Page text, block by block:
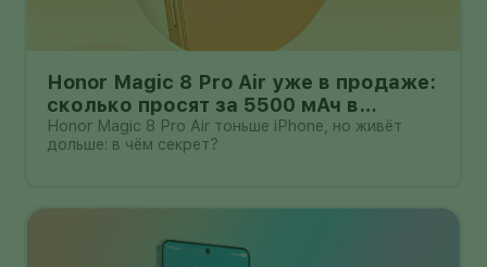
Honor Magic 8 Pro Air уже в продаже:
сколько просят за 5500 мАч в
корпусе толщиной всего 6,1 мм?
Honor Magic 8 Pro Air тоньше iPhone, но живёт
дольше: в чём секрет?